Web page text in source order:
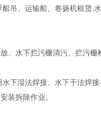
吊、运输船、卷扬机租赁.
、水下拦污栅清污、拦污
下湿法焊接、水下干法焊
装拆除作业。